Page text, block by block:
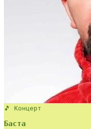
🎵 Концерт
Баста